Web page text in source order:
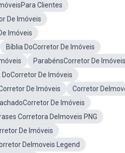
Clientes
De Imóveis
Imóveis
Bíblia DoCorretor De Imóveis
ParabénsCorretor De Imóveis
DoCorretor De Imóveis
De Imóveis
Corretor
De Imóveis
Corretora DeImoveis PNG
De Imóveis
DeImoveis Legend